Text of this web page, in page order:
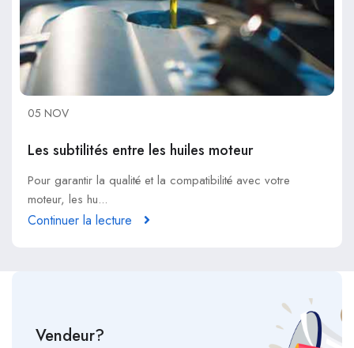
05 NOV
Les subtilités entre les huiles moteur
Pour garantir la qualité et la compatibilité avec votre
moteur, les hu...
Continuer la lecture
Vendeur?